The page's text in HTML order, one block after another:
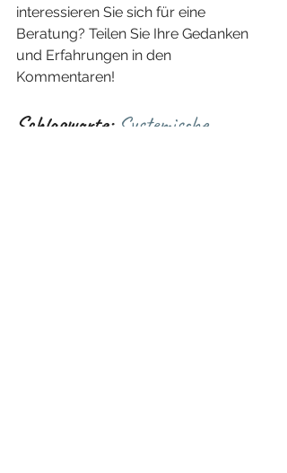
interessieren Sie sich für eine
Beratung? Teilen Sie Ihre Gedanken
und Erfahrungen in den
Kommentaren!
Schlagworte: Systemische